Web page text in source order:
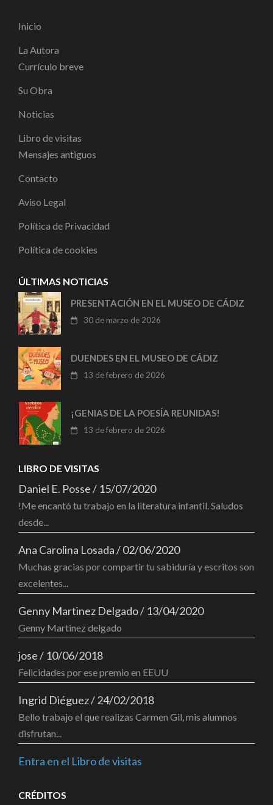
Inicio
La Autora
Currículo breve
Su Obra
Noticias
Libro de visitas
Mensajes antiguos
Contacto
Aviso Legal
Política de Privacidad
Política de cookies
ÚLTIMAS NOTICIAS
PRESENTACIÓN EN EL MUSEO DE CÁDIZ
30 de marzo de 2026
DUENDES EN EL MUSEO DE CÁDIZ
13 de febrero de 2026
¡GENIAS DE LA POESÍA REUNIDAS!
13 de febrero de 2026
LIBRO DE VISITAS
Daniel E. Posse/ 15/07/2020
!Me encantó tu trabajo en la literatura infantil. Saludos
desde...
Ana Carolina Losada/02/06/2020
Muchas gracias por compartir tu sabiduría y escritos son
excelentes...
Genny Martinez Delgado/ 13/04/2020
Genny Martinez delgado
jose/ 10/06/2018
Felicidades por ese premio en EEUU
Ingrid Diéguez/24/02/2018
Bello trabajo el que realizas Carmen Gil, mis alumnos
disfrutan...
Entra en el Libro de visitas
CRÉDITOS